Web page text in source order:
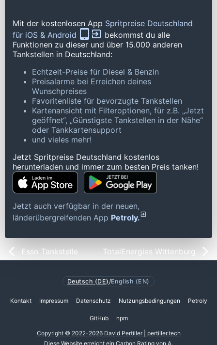
Mit der kostenlosen App Spritpreise Deutschland
für iOS & Android
bekommst du alle
Funktionen zu dieser und über 15.000 anderen
Tankstellen in Deutschland:
Echtzeit-Preise für Diesel & Benzin
Preisalarme bei Erreichen deines
Wunschpreises
Favoritenliste für bevorzugte Tankstellen
Kartenansicht mit Filteroptionen, für z.B. „Jetzt
geöffnet“, „Günstigste Tankstellen in der Nähe“
oder Tankkartensupport
und vieles mehr!
Jetzt Spritpreise Deutschland kostenlos
herunterladen und immer zum besten Preis tanken!
Jetzt auch verfügbar in der neuen,
länderübergreifenden App Petroly.
Esso Tankstelle TotalEnergies Wittenburg
Deutsch (DE) /English (EN)
Kontakt Impressum Datenschutz Nutzungsbedingungen Petroly
GitHub npm
Copyright © 2022-2026 David Pertiller | pertiller.tech
Diese Website erreicht ein Carbon Rating von A.